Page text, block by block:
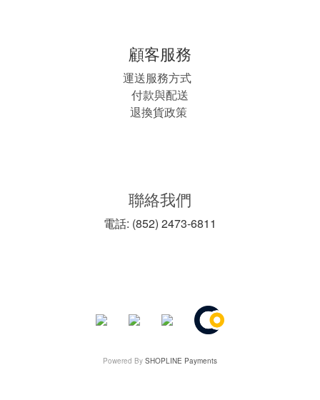
顧客服務
運送服務方式
付款與配送
退換貨政策
聯絡我們
電話: (852) 2473-6811
Powered By SHOPLINE Payments